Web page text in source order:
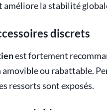
améliore la stabilité
discrets
est fortement
ou rabattable.
ressorts sont exposés.